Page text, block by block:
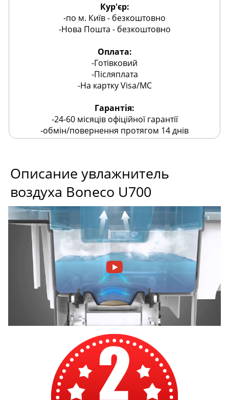
Кур'єр:
-по м. Київ - безкоштовно
-Нова Пошта - безкоштовно
Оплата:
-Готівковий
-Післяплата
-На картку Visa/MC
Гарантія:
-24-60 місяців офіційної гарантії
-обмін/повернення протягом 14 днів
Описание увлажнитель
воздуха Boneco U700